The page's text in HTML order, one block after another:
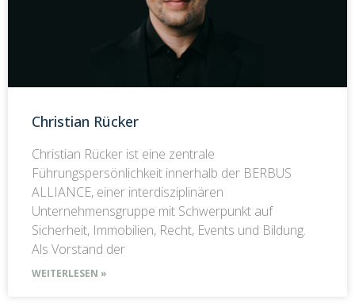
Christian Rücker
Christian Rücker ist eine zentrale
Führungspersönlichkeit innerhalb der BERBUS
ALLIANCE, einer interdisziplinären
Unternehmensgruppe mit Schwerpunkt auf
Sicherheit, Immobilien, Recht, Events und Bildung.
Als Vorstand der
WEITERLESEN »